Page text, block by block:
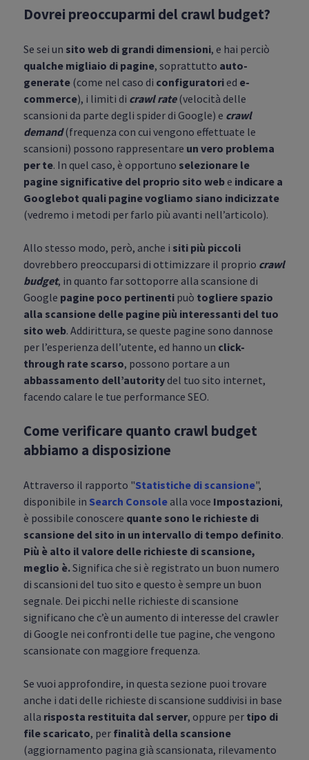
Dovrei preoccuparmi del crawl budget?
Se sei un sito web di grandi dimensioni, e hai perciò
qualche migliaio di pagine, soprattutto auto-
generate(come nel caso di configuratoried e-
commerce), i limiti di crawl rate(velocità delle
scansioni da parte degli spider di Google) e crawl
demand(frequenza con cui vengono effettuate le
scansioni) possono rappresentare un vero problema
per te. In quel caso, è opportuno selezionare le
pagine significative del proprio sito webe indicare a
Googlebot quali pagine vogliamo siano indicizzate
(vedremo i metodi per farlo più avanti nell’articolo).
Allo stesso modo, però, anche i siti più piccoli
dovrebbero preoccuparsi di ottimizzare il proprio crawl
budget, in quanto far sottoporre alla scansione di
Google pagine poco pertinentipuò togliere spazio
alla scansione delle pagine più interessanti del tuo
sito web. Addirittura, se queste pagine sono dannose
per l’esperienza dell’utente, ed hanno un click-
through rate scarso, possono portare a un
abbassamento dell’autoritydel tuo sito internet,
facendo calare le tue performance SEO.
Come verificare quanto crawl budget
abbiamo a disposizione
Attraverso il rapporto "Statistiche di scansione",
disponibile in Search Consolealla voce Impostazioni,
è possibile conoscere quante sono le richieste di
scansione del sito in un intervallo di tempo definito.
Più è alto il valore delle richieste di scansione,
meglio è.Significa che si è registrato un buon numero
di scansioni del tuo sito e questo è sempre un buon
segnale. Dei picchi nelle richieste di scansione
significano che c’è un aumento di interesse del crawler
di Google nei confronti delle tue pagine, che vengono
scansionate con maggiore frequenza.
Se vuoi approfondire, in questa sezione puoi trovare
anche i dati delle richieste di scansione suddivisi in base
alla risposta restituita dal server, oppure per tipo di
file scaricato, per finalità della scansione
(aggiornamento pagina già scansionata, rilevamento